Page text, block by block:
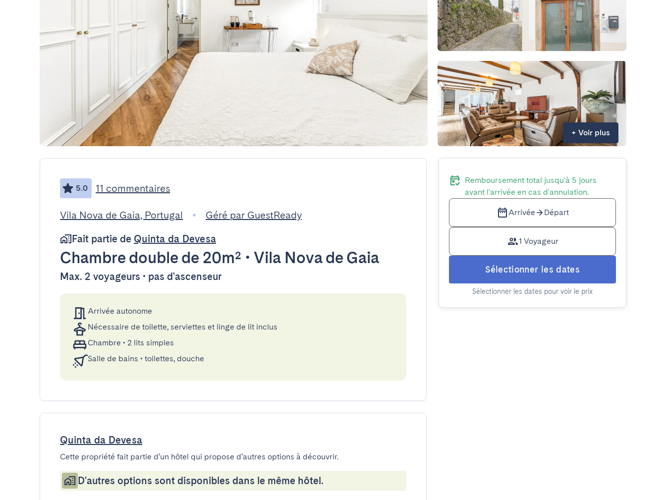
+ Voir plus
5.0 11 commentaires
Vila Nova de Gaia, Portugal
Géré par GuestReady
Fait partie de Quinta da Devesa
Chambre double de 20m² • Vila Nova de Gaia
Max. 2 voyageurs • pas d'ascenseur
Arrivée autonome
Nécessaire de toilette, serviettes et linge de lit inclus
Chambre • 2 lits simples
Salle de bains • toilettes, douche
Quinta da Devesa
Cette propriété fait partie d’un hôtel qui propose d’autres options à découvrir.
D'autres options sont disponibles dans le même hôtel.
Remboursement total jusqu'à 5 jours
avant l'arrivée en cas d'annulation.
Arrivée Départ
1 Voyageur
Sélectionner les dates
Sélectionner les dates pour voir le prix